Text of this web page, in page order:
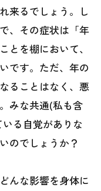
来るでしょう。し
、その症状は「年
とを棚において、
です。ただ、年の
ることはなく、悪
みな共通(私も含
る自覚がありな
のでしょうか？
んな影響を身体に